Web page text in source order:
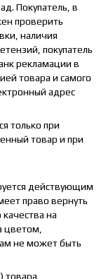
Покупатель, в
проверить
наличия
покупатель
рекламации в
товара и самого
адрес
только при
товар и при
действующим
право вернуть
на
цветом,
не может быть
товара